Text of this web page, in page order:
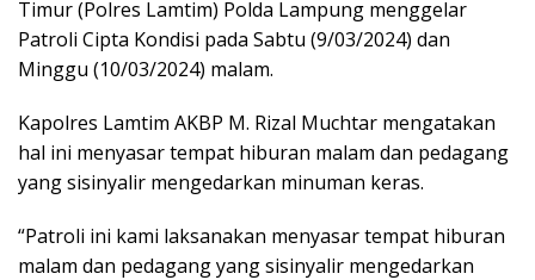
Timur (Polres Lamtim) Polda Lampung menggelar
Patroli Cipta Kondisi pada Sabtu (9/03/2024) dan
Minggu (10/03/2024) malam.
Kapolres Lamtim AKBP M. Rizal Muchtar mengatakan
hal ini menyasar tempat hiburan malam dan pedagang
yang sisinyalir mengedarkan minuman keras.
“Patroli ini kami laksanakan menyasar tempat hiburan
malam dan pedagang yang sisinyalir mengedarkan